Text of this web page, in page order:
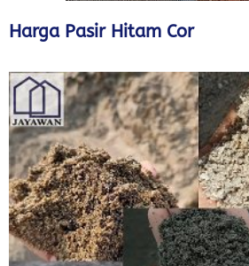
Harga Pasir Hitam Cor